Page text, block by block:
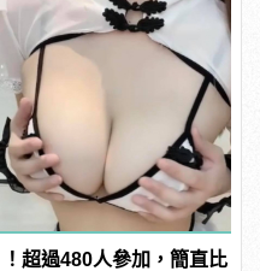
超過480人參加，簡直比